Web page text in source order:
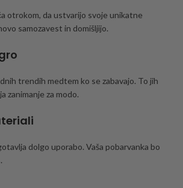
otrokom, da ustvarijo svoje unikatne
samozavest in domišljijo.
trendih medtem ko se zabavajo. To jih
zanimanje za modo.
dolgo uporabo. Vaša pobarvanka bo